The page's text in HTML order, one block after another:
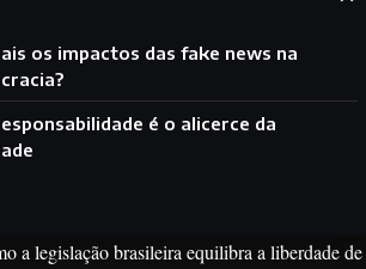
os impactos das fake news na
é o alicerce da
a legislação brasileira equilibra a liberdade de